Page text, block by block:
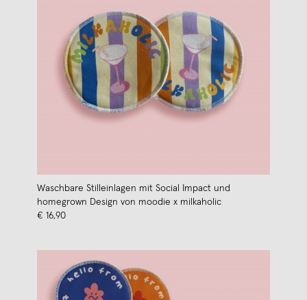
Waschbare Stilleinlagen mit Social Impact und
homegrown Design von moodie x milkaholic
€ 16,90